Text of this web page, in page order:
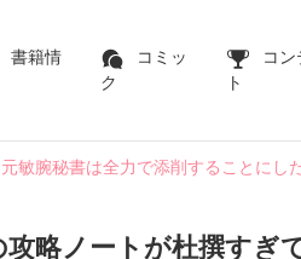
書籍情
コミッ
ク
コ
ト
敏腕秘書は全力で添削することにし
攻略ノートが杜撰すぎ